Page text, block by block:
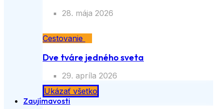
28. mája 2026
Cestovanie
Dve tváre jedného sveta
29. apríla 2026
Ukázať všetko
Zaujímavosti